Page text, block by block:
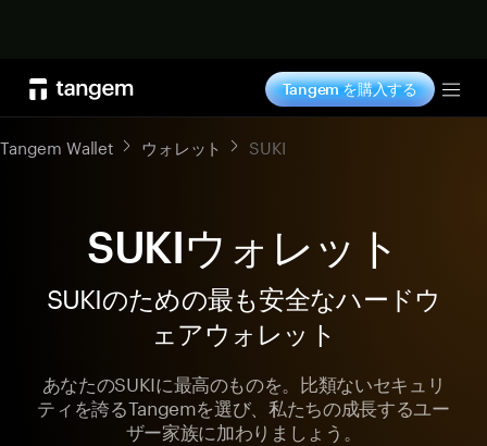
Tangem を購入する
Tangem Wallet ウォレット SUKI
SUKIウォレット
SUKIのための最も安全なハードウ
ェアウォレット
あなたのSUKIに最高のものを。比類ないセキュリ
ティを誇るTangemを選び、私たちの成長するユー
ザー家族に加わりましょう。